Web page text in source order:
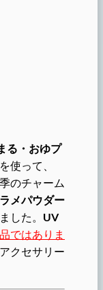
る・おゆプ
を使って、
のチャーム
ラメパウダー
した。 UV
ではありま
クセサリー